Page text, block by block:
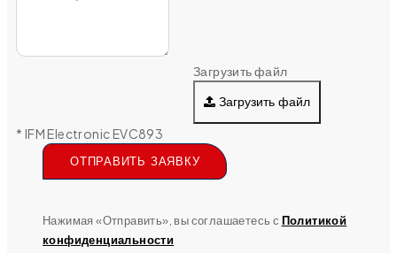
Загрузить файл
Загрузить файл
* IFM Electronic EVC893
ОТПРАВИТЬ ЗАЯВКУ
Нажимая «Отправить», вы соглашаетесь с Политикой
конфиденциальности